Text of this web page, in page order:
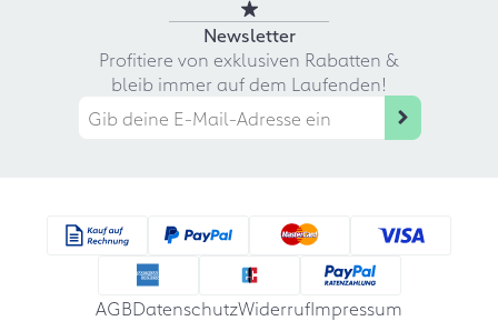
Newsletter
Profitiere von exklusiven Rabatten &
bleib immer auf dem Laufenden!
AGBDatenschutzWiderrufImpressum